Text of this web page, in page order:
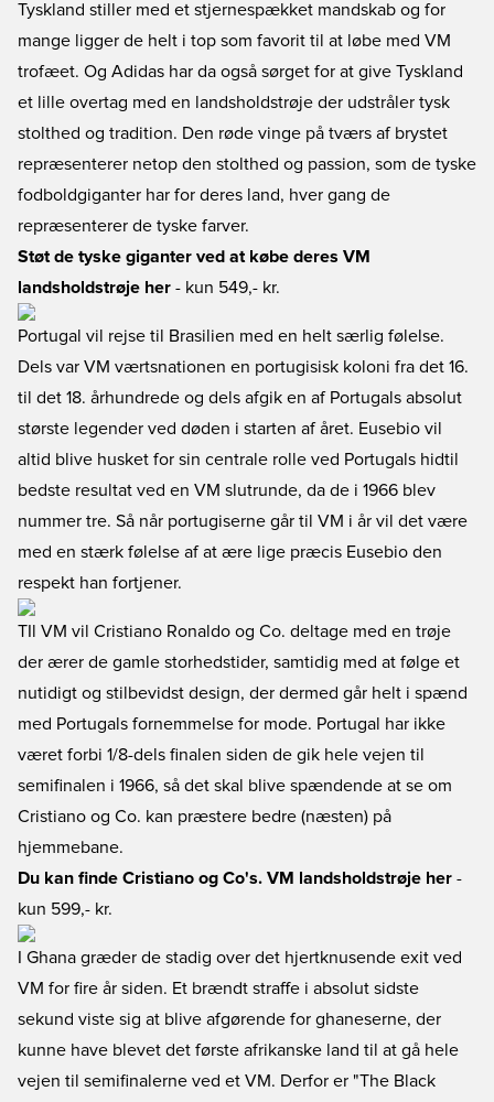
Tyskland stiller med et stjernespækket mandskab og for
mange ligger de helt i top som favorit til at løbe med VM
trofæet. Og Adidas har da også sørget for at give Tyskland
et lille overtag med en landsholdstrøje der udstråler tysk
stolthed og tradition. Den røde vinge på tværs af brystet
repræsenterer netop den stolthed og passion, som de tyske
fodboldgiganter har for deres land, hver gang de
repræsenterer de tyske farver.
Støt de tyske giganter ved at købe deres VM
landsholdstrøje her - kun 549,- kr.
Portugal vil rejse til Brasilien med en helt særlig følelse.
Dels var VM værtsnationen en portugisisk koloni fra det 16.
til det 18. århundrede og dels afgik en af Portugals absolut
største legender ved døden i starten af året. Eusebio vil
altid blive husket for sin centrale rolle ved Portugals hidtil
bedste resultat ved en VM slutrunde, da de i 1966 blev
nummer tre. Så når portugiserne går til VM i år vil det være
med en stærk følelse af at ære lige præcis Eusebio den
respekt han fortjener.
TIl VM vil Cristiano Ronaldo og Co. deltage med en trøje
der ærer de gamle storhedstider, samtidig med at følge et
nutidigt og stilbevidst design, der dermed går helt i spænd
med Portugals fornemmelse for mode. Portugal har ikke
været forbi 1/8-dels finalen siden de gik hele vejen til
semifinalen i 1966, så det skal blive spændende at se om
Cristiano og Co. kan præstere bedre (næsten) på
hjemmebane.
Du kan finde Cristiano og Co's. VM landsholdstrøje her -
kun 599,- kr.
I Ghana græder de stadig over det hjertknusende exit ved
VM for fire år siden. Et brændt straffe i absolut sidste
sekund viste sig at blive afgørende for ghaneserne, der
kunne have blevet det første afrikanske land til at gå hele
vejen til semifinalerne ved et VM. Derfor er "The Black